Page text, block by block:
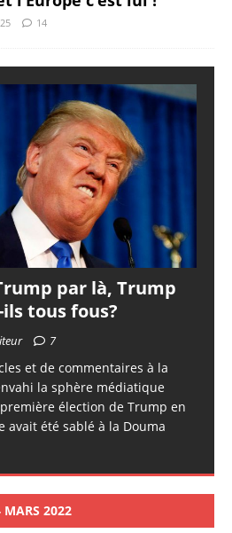
14
par là, Trump
tous fous?
7
et de commentaires à la
la sphère médiatique
élection de Trump en
avait été sablé à la Douma
2022